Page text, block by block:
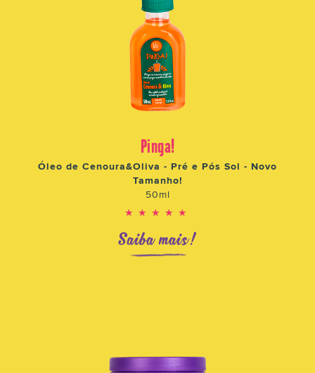
Pinga!
Óleo de Cenoura&Oliva - Pré e Pós Sol - Novo
Tamanho!
50ml
★★★★★
Saiba mais!